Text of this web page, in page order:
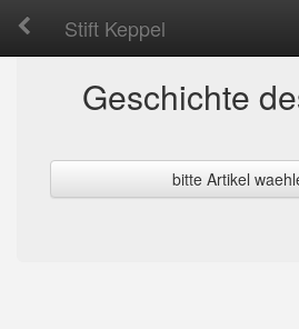
Stift Keppel
Geschichte
bitte Artikel